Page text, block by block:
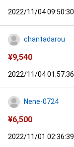
2022/11/04 09:50:30
chantadarou
¥9,540
2022/11/04 01:57:36
Nene-0724
¥6,500
2022/11/01 02:36:39